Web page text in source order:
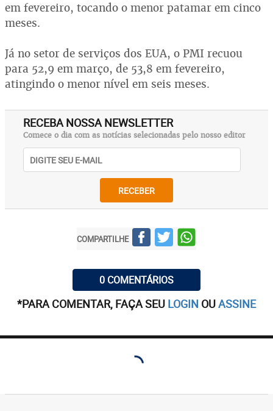
em fevereiro, tocando o menor patamar em cinco
meses.
Já no setor de serviços dos EUA, o PMI recuou
para 52,9 em março, de 53,8 em fevereiro,
atingindo o menor nível em seis meses.
RECEBA NOSSA NEWSLETTER
Comece o dia com as notícias selecionadas pelo nosso editor
RECEBER
COMPARTILHE
0 COMENTÁRIOS
*PARA COMENTAR, FAÇA SEU LOGIN OUASSINE